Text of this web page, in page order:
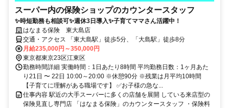
スーパー内の保険ショップのカウンタースタッフ
✨時短勤務も相談可✨週休3日導入✨子育てママさん活躍中！
はなまる保険 東大島店
交通・アクセス 「東大島駅」徒歩5分、「大島駅」徒歩8分
月給235,000円～350,000円
東京都東京23区江東区
勤務時間詳細 実働時間：1日あたり8時間 平均勤務日数：1ヶ月あた
り21日 〜 22日 10:00～20:00 ※休憩90分 ※残業は月平均10時間
【子育てに理解がある職場です】 ✅お子様の急な...
仕事内容 駅近の大手スーパーに多くの店舗を展開 している来店型の
保険見直し専門店 「はなまる保険」のカウンタースタッフ ・保険料